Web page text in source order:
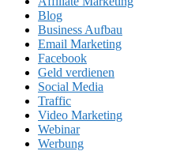
Blog
Business Aufbau
Email Marketing
Facebook
Geld verdienen
Social Media
Traffic
Video Marketing
Webinar
Werbung